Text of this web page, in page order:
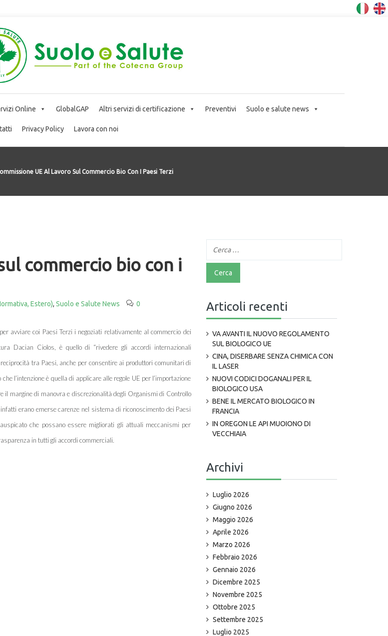
Online GlobalGAP Altri servizi di certificazione Preventivi Suolo e salute news
Privacy Policy Lavora con noi
UE Al Lavoro Sul Commercio Bio Con I Paesi Terzi
commercio bio con i
Estero), Suolo e Salute News 0
avviare coi Paesi Terzi i negoziati relativamente al commercio dei
Dacian Ciolos, è quello di “rivedere gli accordi internazionali
tra Paesi, anche per consentire ai produttori comunitari di
l’intenzione è quella di applicare alle regole UE per l’importazione
il margine di manovra e discrezionalità degli Organismi di Controllo
erano emerse carenze nel sistema di riconoscimento dei Paesi
che possano essere migliorati gli attuali meccanismi per
in tutti gli accordi commerciali.
Articoli recenti
VA AVANTI IL NUOVO REGOLAMENTO
SUL BIOLOGICO UE
CINA, DISERBARE SENZA CHIMICA CON
IL LASER
NUOVI CODICI DOGANALI PER IL
BIOLOGICO USA
BENE IL MERCATO BIOLOGICO IN
FRANCIA
IN OREGON LE API MUOIONO DI
VECCHIAIA
Archivi
Luglio 2026
Giugno 2026
Maggio 2026
Aprile 2026
Marzo 2026
Febbraio 2026
Gennaio 2026
Dicembre 2025
Novembre 2025
Ottobre 2025
Settembre 2025
Luglio 2025